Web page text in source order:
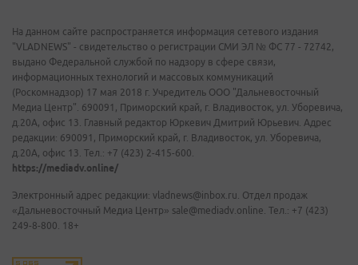
На данном сайте распространяется информация сетевого издания
"VLADNEWS" - свидетельство о регистрации СМИ ЭЛ № ФС 77 - 72742,
выдано Федеральной службой по надзору в сфере связи,
информационных технологий и массовых коммуникаций
(Роскомнадзор) 17 мая 2018 г. Учредитель ООО "Дальневосточный
Медиа Центр". 690091, Приморский край, г. Владивосток, ул. Уборевича,
д.20А, офис 13. Главный редактор Юркевич Дмитрий Юрьевич. Адрес
редакции: 690091, Приморский край, г. Владивосток, ул. Уборевича,
д.20А, офис 13. Тел.: +7 (423) 2-415-600.
https://mediadv.online/
Электронный адрес редакции: vladnews@inbox.ru. Отдел продаж
«Дальневосточный Медиа Центр» sale@mediadv.online. Тел.: +7 (423)
249-8-800. 18+